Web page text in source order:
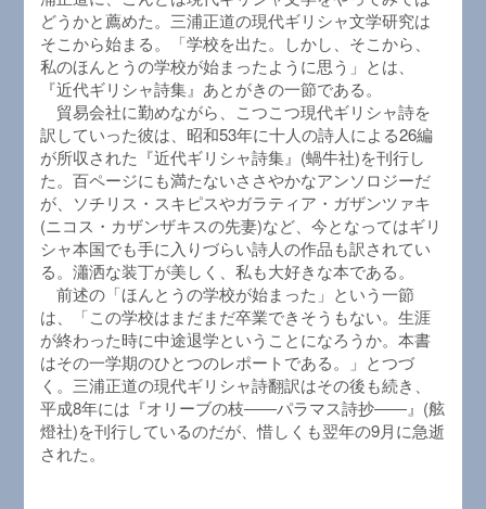
どうかと薦めた。三浦正道の現代ギリシャ文学研究は
そこから始まる。「学校を出た。しかし、そこから、
私のほんとうの学校が始まったように思う」とは、
『近代ギリシャ詩集』あとがきの一節である。
貿易会社に勤めながら、こつこつ現代ギリシャ詩を
訳していった彼は、昭和53年に十人の詩人による26編
が所収された『近代ギリシャ詩集』(蝸牛社)を刊行し
た。百ページにも満たないささやかなアンソロジーだ
が、ソチリス・スキピスやガラティア・ガザンツァキ
(ニコス・カザンザキスの先妻)など、今となってはギリ
シャ本国でも手に入りづらい詩人の作品も訳されてい
る。瀟洒な装丁が美しく、私も大好きな本である。
前述の「ほんとうの学校が始まった」という一節
は、「この学校はまだまだ卒業できそうもない。生涯
が終わった時に中途退学ということになろうか。本書
はその一学期のひとつのレポートである。」とつづ
く。三浦正道の現代ギリシャ詩翻訳はその後も続き、
平成8年には『オリーブの枝――パラマス詩抄――』(舷
燈社)を刊行しているのだが、惜しくも翌年の9月に急逝
された。